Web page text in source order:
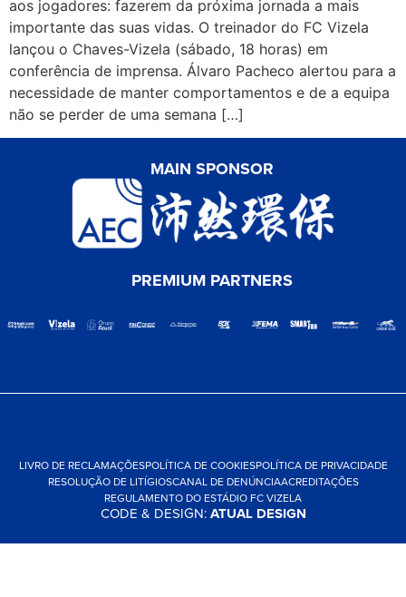
aos jogadores: fazerem da próxima jornada a mais
importante das suas vidas. O treinador do FC Vizela
lançou o Chaves-Vizela (sábado, 18 horas) em
conferência de imprensa. Álvaro Pacheco alertou para a
necessidade de manter comportamentos e de a equipa
não se perder de uma semana […]
MAIN SPONSOR
PREMIUM PARTNERS
LIVRO DE RECLAMAÇÕESPOLÍTICA DE COOKIESPOLÍTICA DE PRIVACIDADE
RESOLUÇÃO DE LITÍGIOSCANAL DE DENÚNCIAACREDITAÇÕES
REGULAMENTO DO ESTÁDIO FC VIZELA
CODE & DESIGN:ATUAL DESIGN